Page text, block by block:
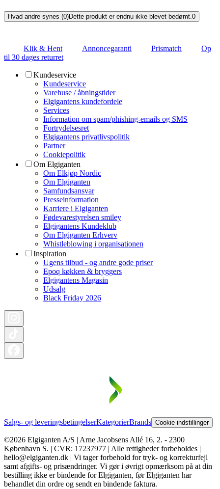
Hvad andre synes (0)Dette produkt er endnu ikke blevet bedømt.0
Klik & Hent Annoncegaranti Prismatch
Op
til 30 dages returret
Kundeservice
Kundeservice
Varehuse / åbningstider
Elgigantens kundefordele
Services
Information om spam/phishing-emails og SMS
Fortrydelsesret
Elgigantens privatlivspolitik
Partner
Cookiepolitik
Om Elgiganten
Om Elkjøp Nordic
Om Elgiganten
Samfundsansvar
Presseinformation
Karriere i Elgiganten
Fødevarestyrelsen smiley
Elgigantens Kundeklub
Om Elgiganten Erhverv
Whistleblowing i organisationen
Inspiration
Ugens tilbud - og andre gode priser
Epoq køkken & bryggers
Elgigantens Magasin
Udsalg
Black Friday 2026
Salgs- og leveringsbetingelserKategorierBrands Cookie indstillinger
©2026 Elgiganten A/S | Arne Jacobsens Allé 16, 2. - 2300
København S. | CVR: 17237977 | Alle rettigheder forbeholdes |
hello@elgiganten.dk | Vi tager forbehold for tryk- og korrekturfejl
samt afgifts- og prisændringer. Vi gør i øvrigt opmærksom på at din
bestilling ikke er bindende for Elgiganten, før Elgiganten har
behandlet din ordre og sendt en bindende faktura.